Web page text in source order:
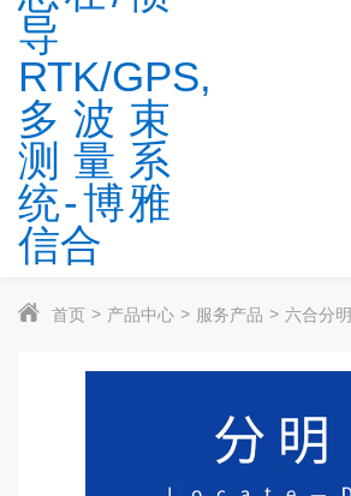
首页 产品中心 服务产品 六合分明